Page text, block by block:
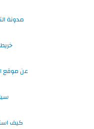
مدونة
عن موقع
كيف